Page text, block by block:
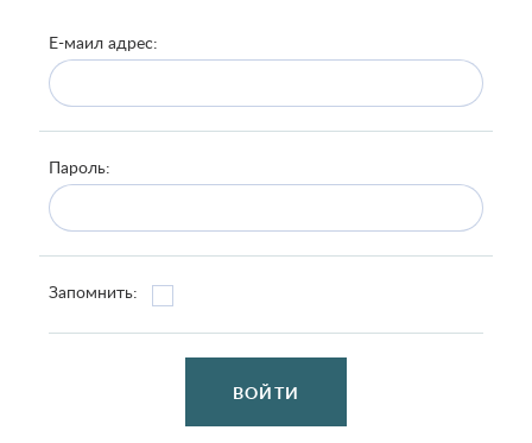
Е-маил адрес:
Пароль:
Запомнить:
ВОЙТИ